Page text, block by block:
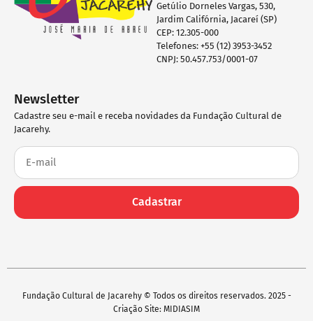
Getúlio Dorneles Vargas, 530,
Jardim Califórnia, Jacareí (SP)
CEP: 12.305-000
Telefones: +55 (12) 3953-3452
CNPJ: 50.457.753/0001-07
Newsletter
Cadastre seu e-mail e receba novidades da Fundação Cultural de
Jacarehy.
Cadastrar
Fundação Cultural de Jacarehy © Todos os direitos reservados. 2025 -
Criação Site: MIDIASIM